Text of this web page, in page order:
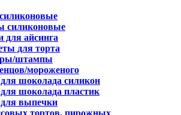
силиконовые
для айсинга
для торта
штампы
мороженого
шоколада силикон
шоколада пластик
выпечки
тортов, пирожных